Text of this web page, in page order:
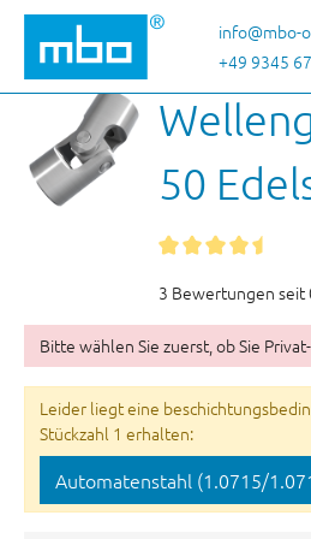
Hauptinhalt springen
Zur Suche springen
Zur Hauptnavigation springen
info@mbo-
+49 9345
50
3 Bewertungen seit
Bitte wählen Sie zuerst, ob Sie
Leider liegt eine
Stückzahl 1 erhalten:
Automatenstahl (1.0715/